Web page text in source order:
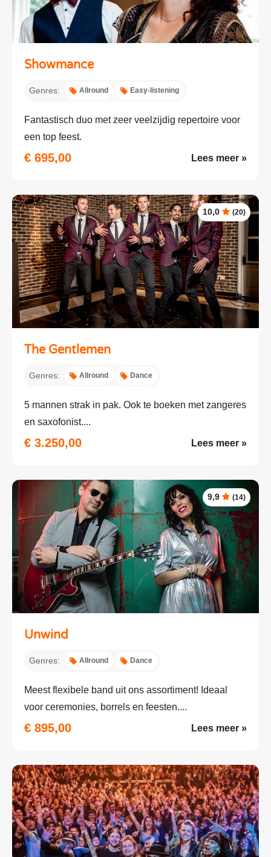
Showmance
Genres: Allround Easy-listening
Fantastisch duo met zeer veelzijdig repertoire voor
een top feest.
€ 695,00 Lees meer »
10,0 (20)
The Gentlemen
Genres: Allround Dance
5 mannen strak in pak. Ook te boeken met zangeres
en saxofonist....
€ 3.250,00 Lees meer »
9,9 (14)
Unwind
Genres: Allround Dance
Meest flexibele band uit ons assortiment! Ideaal
voor ceremonies, borrels en feesten....
€ 895,00 Lees meer »